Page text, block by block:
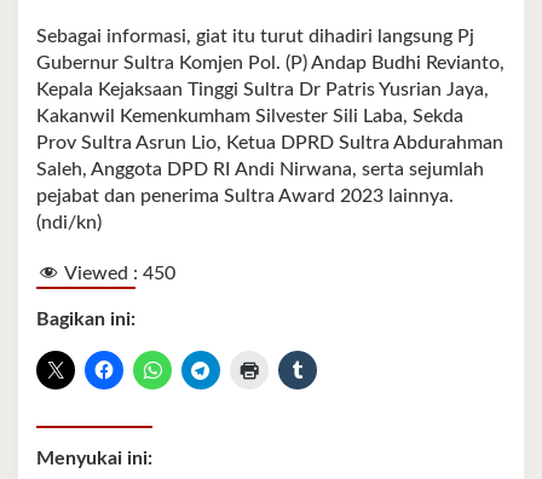
Sebagai informasi, giat itu turut dihadiri langsung Pj
Gubernur Sultra Komjen Pol. (P) Andap Budhi Revianto,
Kepala Kejaksaan Tinggi Sultra Dr Patris Yusrian Jaya,
Kakanwil Kemenkumham Silvester Sili Laba, Sekda
Prov Sultra Asrun Lio, Ketua DPRD Sultra Abdurahman
Saleh, Anggota DPD RI Andi Nirwana, serta sejumlah
pejabat dan penerima Sultra Award 2023 lainnya.
(ndi/kn)
Viewed : 450
Bagikan ini:
Menyukai ini: